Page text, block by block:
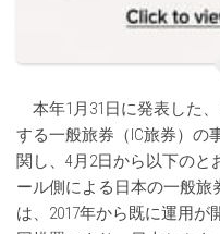
本年1月31日に発表した
する一般旅券（IC旅券）の
関し、4月2日から以下の
ール側による日本の一般
は、2017年から既に運用が